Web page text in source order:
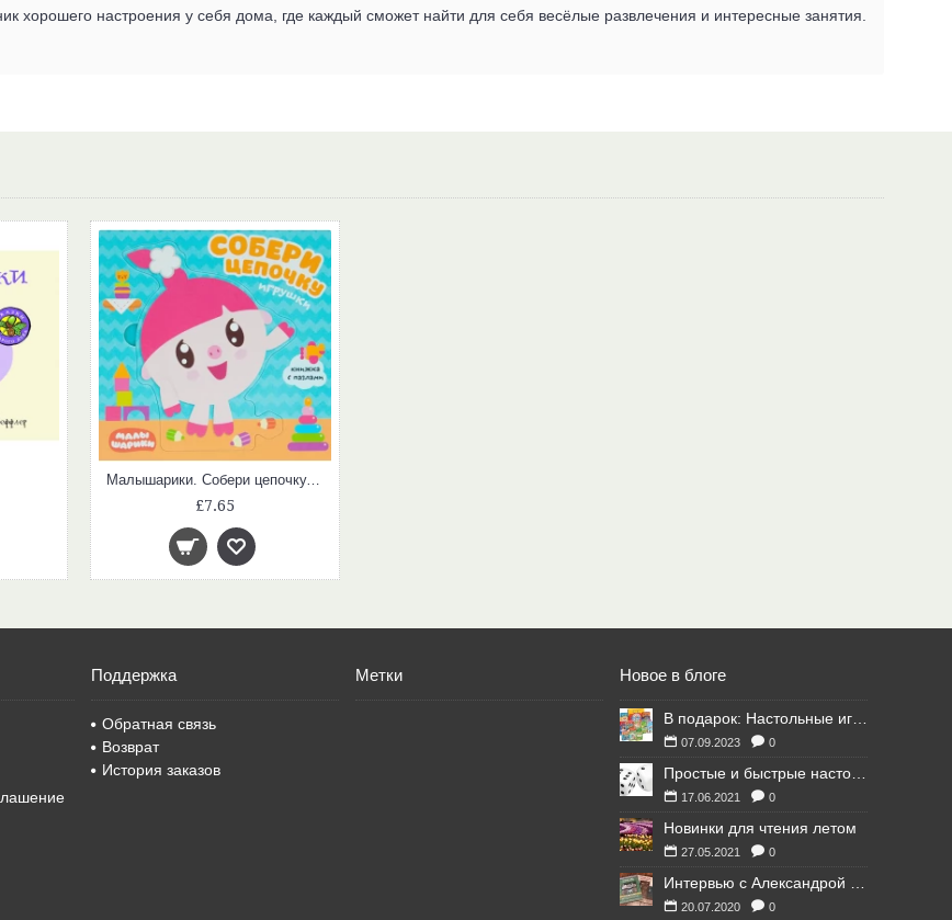
хорошего настроения у себя дома, где каждый сможет найти для себя весёлые развлечения и интересные занятия.
Малышарики. Собери цепочку. Игрушки
£7.65
Поддержка
Обратная связь
Возврат
История заказов
Метки Новое в блоге
07.09.2023 0
17.06.2021 0
Новинки для чтения летом
27.05.2021 0
20.07.2020 0